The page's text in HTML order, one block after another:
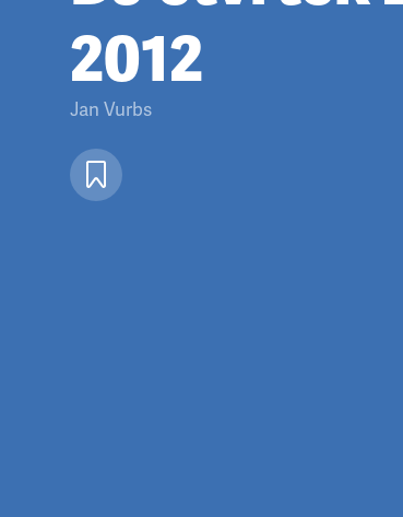
2012
Jan Vurbs